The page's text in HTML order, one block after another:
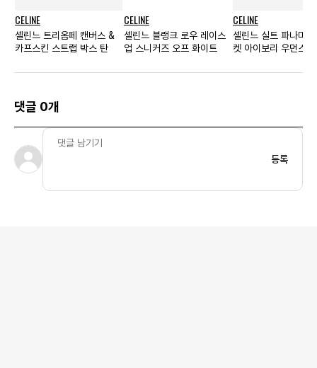
CELINE
셀린느 트리옴페 캔버스 &
카프스킨 스트랩 박스 탄
CELINE
셀린느 블랭크 로우 레이스
업 스니커즈 오프 화이트
CELINE
셀린느 실트 파나마
켓 아이보리 우먼스
댓글 0개
등록